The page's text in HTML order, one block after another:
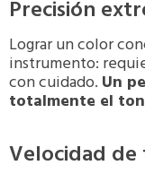
Precisión
Lograr un color
instrumento:
con cuidado. Un
totalmente el
Velocidad